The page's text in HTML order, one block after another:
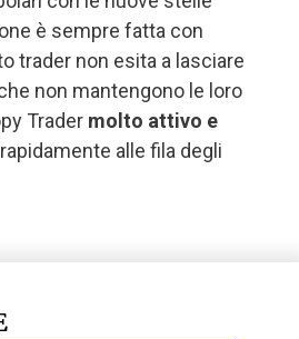
è sempre fatta con
trader non esita a lasciare
non mantengono le loro
Trader molto attivo e
alle fila degli